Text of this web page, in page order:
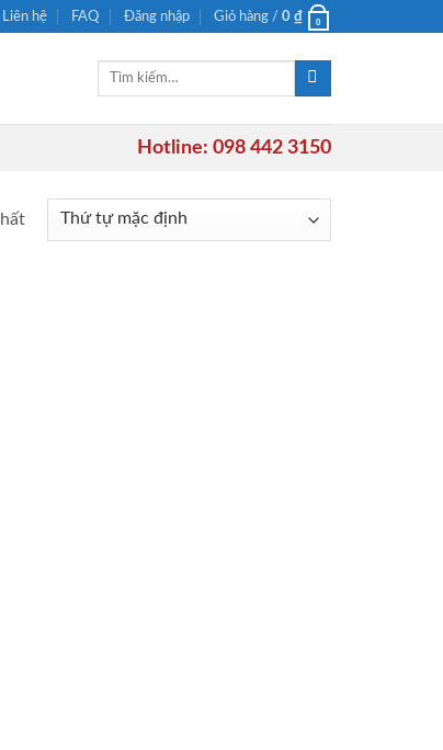
Liên hệ FAQ Đăng nhập Giỏ hàng / 0 ₫ 0
Tìm
Hotline: 098 442 3150